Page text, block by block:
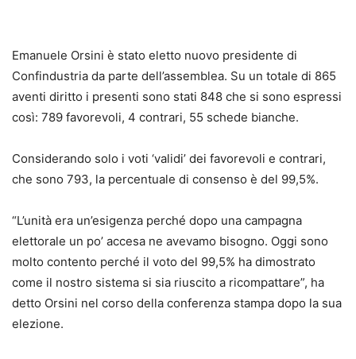
Emanuele Orsini è stato eletto nuovo presidente di
Confindustria da parte dell’assemblea. Su un totale di 865
aventi diritto i presenti sono stati 848 che si sono espressi
così: 789 favorevoli, 4 contrari, 55 schede bianche.
Considerando solo i voti ‘validi’ dei favorevoli e contrari,
che sono 793, la percentuale di consenso è del 99,5%.
“L’unità era un’esigenza perché dopo una campagna
elettorale un po’ accesa ne avevamo bisogno. Oggi sono
molto contento perché il voto del 99,5% ha dimostrato
come il nostro sistema si sia riuscito a ricompattare”, ha
detto Orsini nel corso della conferenza stampa dopo la sua
elezione.